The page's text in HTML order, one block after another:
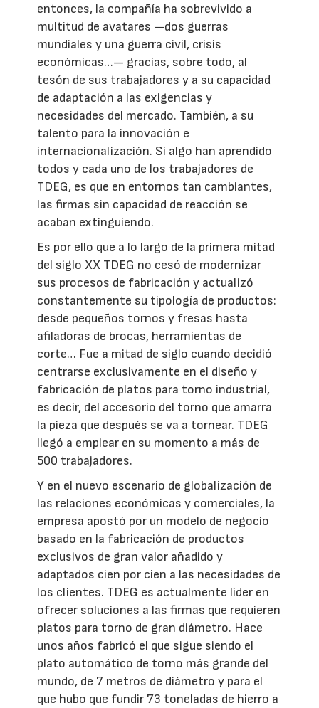
entonces, la compañía ha sobrevivido a
multitud de avatares —dos guerras
mundiales y una guerra civil, crisis
económicas…— gracias, sobre todo, al
tesón de sus trabajadores y a su capacidad
de adaptación a las exigencias y
necesidades del mercado. También, a su
talento para la innovación e
internacionalización. Si algo han aprendido
todos y cada uno de los trabajadores de
TDEG, es que en entornos tan cambiantes,
las firmas sin capacidad de reacción se
acaban extinguiendo.
Es por ello que a lo largo de la primera mitad
del siglo XX TDEG no cesó de modernizar
sus procesos de fabricación y actualizó
constantemente su tipología de productos:
desde pequeños tornos y fresas hasta
afiladoras de brocas, herramientas de
corte… Fue a mitad de siglo cuando decidió
centrarse exclusivamente en el diseño y
fabricación de platos para torno industrial,
es decir, del accesorio del torno que amarra
la pieza que después se va a tornear. TDEG
llegó a emplear en su momento a más de
500 trabajadores.
Y en el nuevo escenario de globalización de
las relaciones económicas y comerciales, la
empresa apostó por un modelo de negocio
basado en la fabricación de productos
exclusivos de gran valor añadido y
adaptados cien por cien a las necesidades de
los clientes. TDEG es actualmente líder en
ofrecer soluciones a las firmas que requieren
platos para torno de gran diámetro. Hace
unos años fabricó el que sigue siendo el
plato automático de torno más grande del
mundo, de 7 metros de diámetro y para el
que hubo que fundir 73 toneladas de hierro a